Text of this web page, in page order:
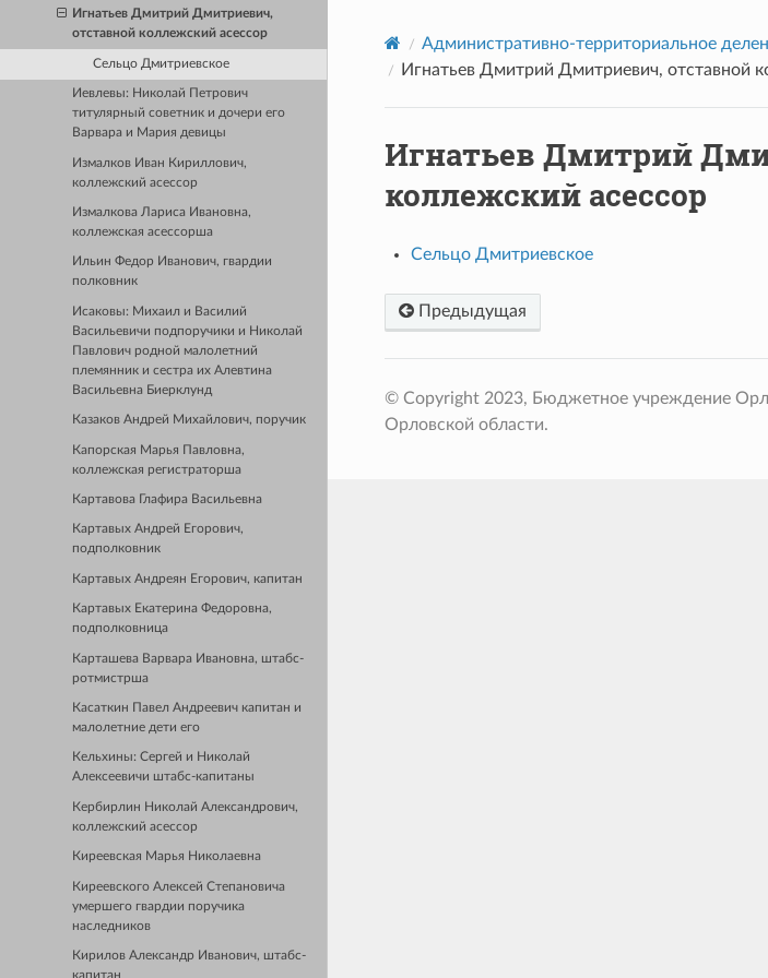
Игнатьев Дмитрий Дмитриевич,
отставной коллежский асессор
Сельцо Дмитриевское
Иевлевы: Николай Петрович
титулярный советник и дочери его
Варвара и Мария девицы
Измалков Иван Кириллович,
коллежский асессор
Измалкова Лариса Ивановна,
коллежская асессорша
Ильин Федор Иванович, гвардии
полковник
Исаковы: Михаил и Василий
Васильевичи подпоручики и Николай
Павлович родной малолетний
племянник и сестра их Алевтина
Васильевна Биерклунд
Казаков Андрей Михайлович, поручик
Капорская Марья Павловна,
коллежская регистраторша
Картавова Глафира Васильевна
Картавых Андрей Егорович,
подполковник
Картавых Андреян Егорович, капитан
Картавых Екатерина Федоровна,
подполковница
Карташева Варвара Ивановна, штабс-
ротмистрша
Касаткин Павел Андреевич капитан и
малолетние дети его
Кельхины: Сергей и Николай
Алексеевичи штабс-капитаны
Кербирлин Николай Александрович,
коллежский асессор
Киреевская Марья Николаевна
Киреевского Алексей Степановича
умершего гвардии поручика
наследников
Кирилов Александр Иванович, штабс-
капитан
Административно-территориальное
Игнатьев Дмитрий Дмитриевич, отставной
Игнатьев Дмитрий
коллежский асессор
Сельцо Дмитриевское
Предыдущая
© Copyright 2023, Бюджетное учреждение
Орловской области.